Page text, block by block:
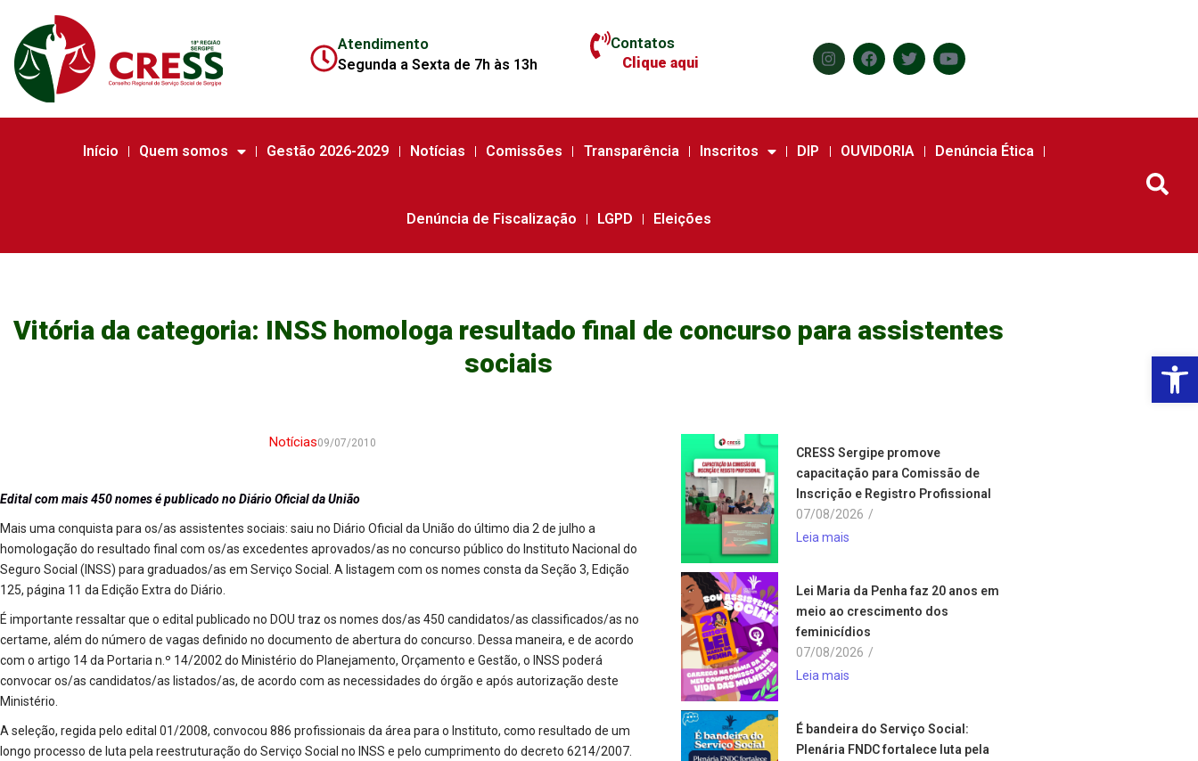
Atendimento
Segunda a Sexta de 7h às 13h
Contatos
Clique aqui
Início Quem somos Gestão 2026-2029 Notícias Comissões Transparência Inscritos DIP OUVIDORIA Denúncia Ética
Denúncia de Fiscalização LGPD Eleições
Vitória da categoria: INSS homologa resultado final de concurso para assistentes
sociais
Notícias09/07/2010
Edital com mais 450 nomes é publicado no Diário Oficial da União
Mais uma conquista para os/as assistentes sociais: saiu no Diário Oficial da União do último dia 2 de julho a
homologação do resultado final com os/as excedentes aprovados/as no concurso público do Instituto Nacional do
Seguro Social (INSS) para graduados/as em Serviço Social. A listagem com os nomes consta da Seção 3, Edição
125, página 11 da Edição Extra do Diário.
É importante ressaltar que o edital publicado no DOU traz os nomes dos/as 450 candidatos/as classificados/as no
certame, além do número de vagas definido no documento de abertura do concurso. Dessa maneira, e de acordo
com o artigo 14 da Portaria n.º 14/2002 do Ministério do Planejamento, Orçamento e Gestão, o INSS poderá
convocar os/as candidatos/as listados/as, de acordo com as necessidades do órgão e após autorização deste
Ministério.
A seleção, regida pelo edital 01/2008, convocou 886 profissionais da área para o Instituto, como resultado de um
longo processo de luta pela reestruturação do Serviço Social no INSS e pelo cumprimento do decreto 6214/2007.
CRESS Sergipe promove
capacitação para Comissão de
Inscrição e Registro Profissional
07/08/2026 /
Leia mais
Lei Maria da Penha faz 20 anos em
meio ao crescimento dos
feminicídios
07/08/2026 /
Leia mais
É bandeira do Serviço Social:
Plenária FNDC fortalece luta pela